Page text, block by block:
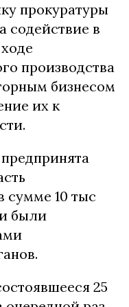
прокуратуры
содействие в
производства
бизнесом
их к
сумме 10 тыс
были
25